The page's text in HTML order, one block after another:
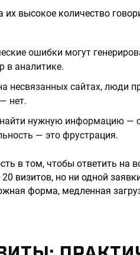
высокое количество
ошибки могут
в аналитике.
несвязанных сайтах, люди
нет.
нужную информацию —
— это фрустрация.
в том, чтобы ответить на
визитов, но ни одной
форма, медленная